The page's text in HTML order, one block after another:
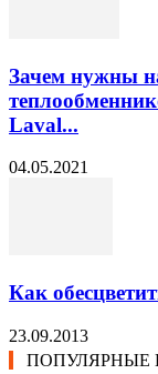
Зачем нужны
Laval...
04.05.2021
Как
23.09.2013
ПОПУЛЯРНЫЕ